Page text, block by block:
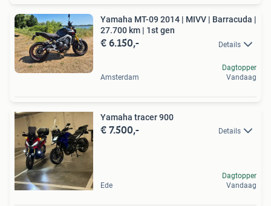
Yamaha MT-09 2014 | MIVV | Barracuda |
27.700 km | 1st gen
€ 6.150,- Details
Amsterdam
Dagtopper
Vandaag
Yamaha tracer 900
€ 7.500,- Details
Ede
Dagtopper
Vandaag